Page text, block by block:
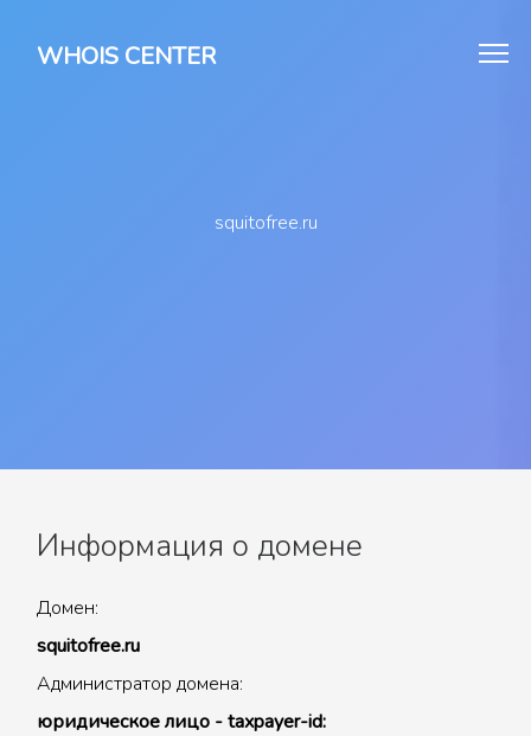
WHOIS CENTER
squitofree.ru
Информация о домене
Домен:
squitofree.ru
Администратор домена:
юридическое лицо - taxpayer-id: